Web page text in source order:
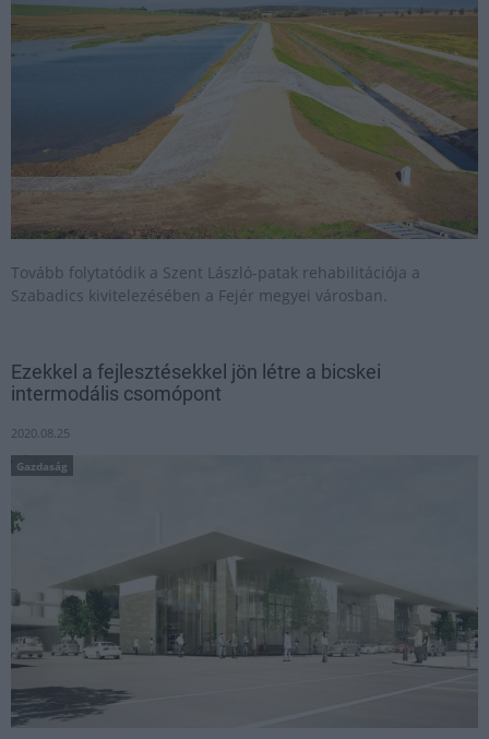
Tovább folytatódik a Szent László-patak rehabilitációja a
Szabadics kivitelezésében a Fejér megyei városban.
Ezekkel a fejlesztésekkel jön létre a bicskei
intermodális csomópont
2020.08.25
Gazdaság